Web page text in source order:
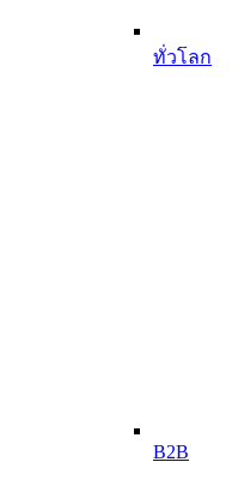
ทั่วโลก
B2B